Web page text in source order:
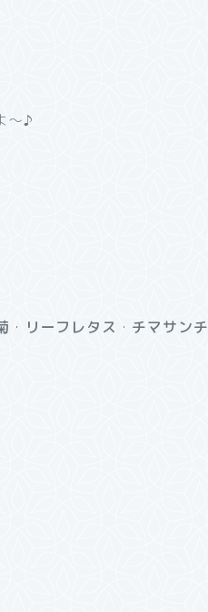
～♪
・ リーフレタス ・ チマサンチ